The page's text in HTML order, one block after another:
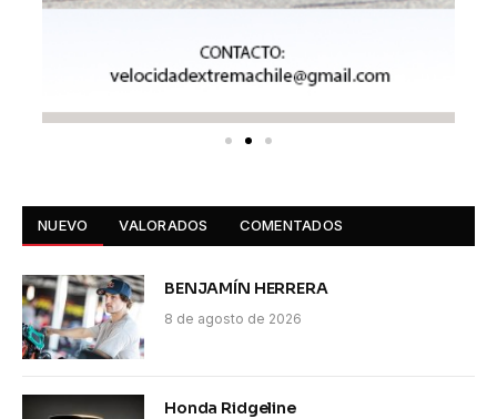
NUEVO VALORADOS COMENTADOS
BENJAMÍN HERRERA
8 de agosto de 2026
Honda Ridgeline